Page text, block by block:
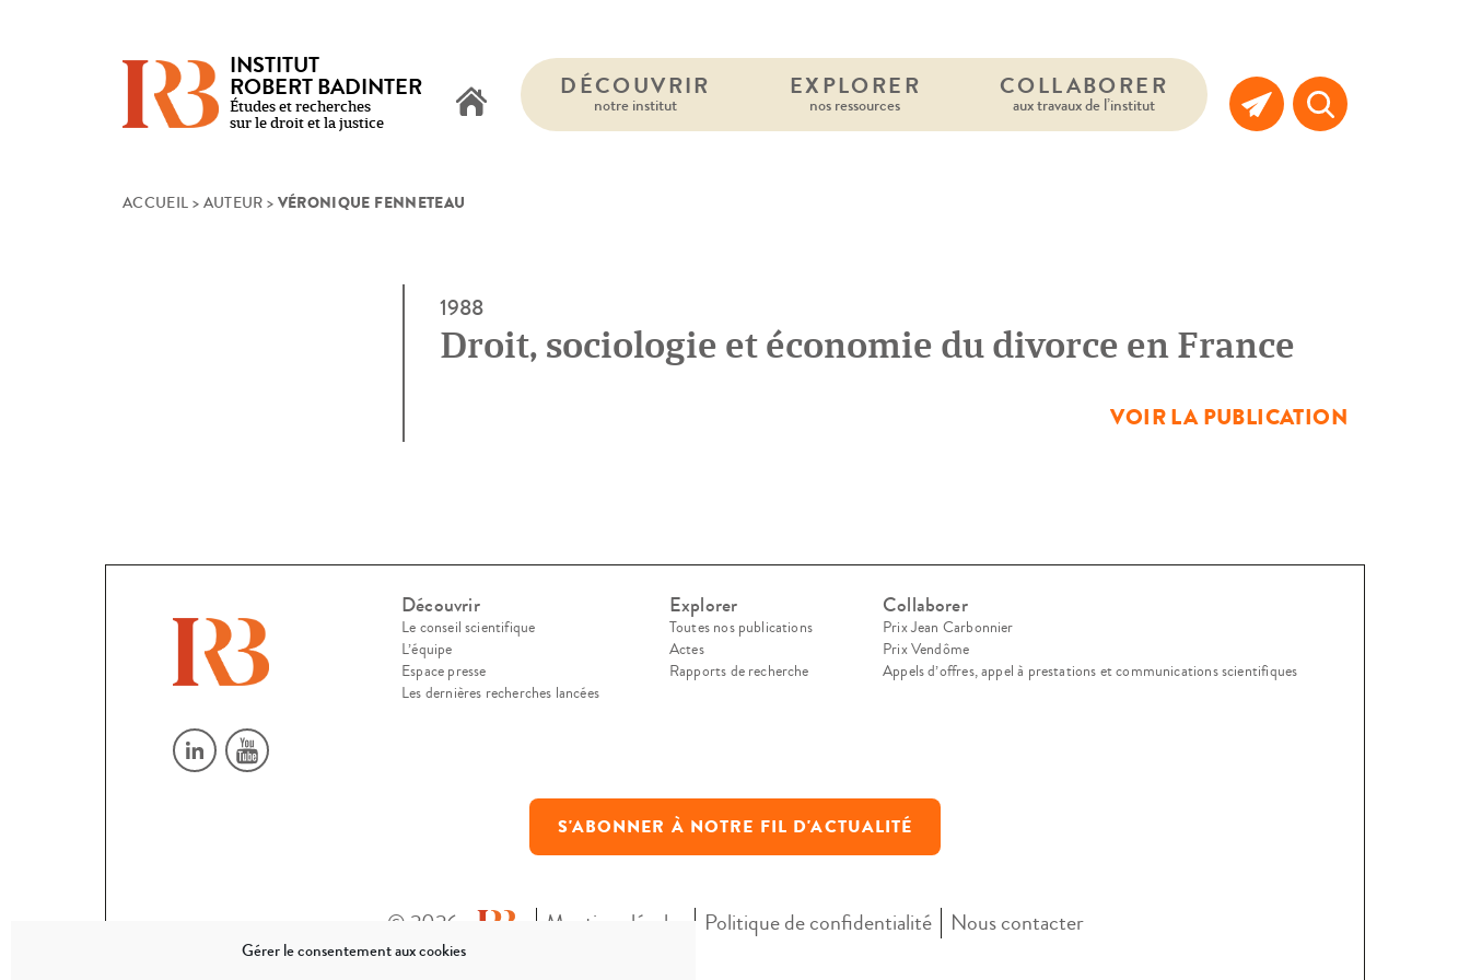
Gérer le consentement aux cookies
INSTITUT
ROBERT BADINTER
Études et recherches
sur le droit et la justice
DÉCOUVRIR
notre institut
EXPLORER
nos ressources
COLLABORER
aux travaux de l’institut
ACCUEIL > AUTEUR > VÉRONIQUE FENNETEAU
1988
Droit, sociologie et économie du divorce en France
VOIR LA PUBLICATION
Découvrir
Le conseil scientifique
L’équipe
Espace presse
Les dernières recherches lancées
Explorer
Toutes nos publications
Actes
Rapports de recherche
Collaborer
Prix Jean Carbonnier
Prix Vendôme
Appels d’offres, appel à prestations et communications scientifiques
S'ABONNER À NOTRE FIL D'ACTUALITÉ
© 2026 Mentions légales Politique de confidentialité Nous contacter